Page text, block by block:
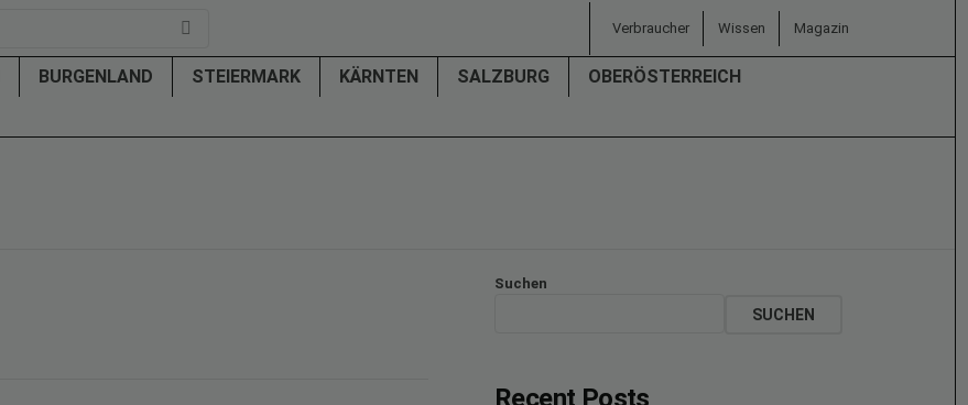
Verbraucher Wissen Magazin
BURGENLAND STEIERMARK KÄRNTEN SALZBURG
OBERÖSTERREICH
Suchen
SUCHEN
Recent Posts